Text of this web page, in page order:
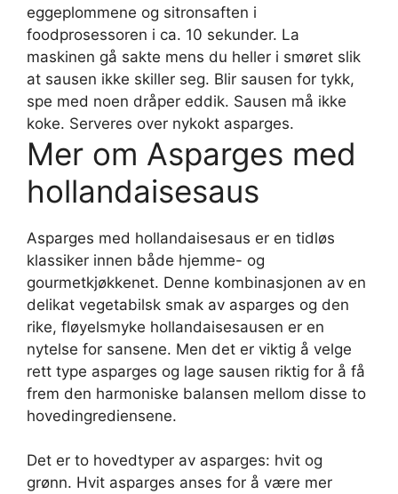
eggeplommene og sitronsaften i
foodprosessoren i ca. 10 sekunder. La
maskinen gå sakte mens du heller i smøret slik
at sausen ikke skiller seg. Blir sausen for tykk,
spe med noen dråper eddik. Sausen må ikke
koke. Serveres over nykokt asparges.
Mer om Asparges med
hollandaisesaus
Asparges med hollandaisesaus er en tidløs
klassiker innen både hjemme- og
gourmetkjøkkenet. Denne kombinasjonen av en
delikat vegetabilsk smak av asparges og den
rike, fløyelsmyke hollandaisesausen er en
nytelse for sansene. Men det er viktig å velge
rett type asparges og lage sausen riktig for å få
frem den harmoniske balansen mellom disse to
hovedingrediensene.
Det er to hovedtyper av asparges: hvit og
grønn. Hvit asparges anses for å være mer